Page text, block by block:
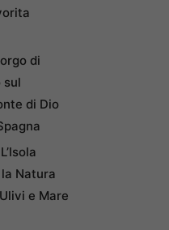
di
sul
di Dio
Natura
e Mare